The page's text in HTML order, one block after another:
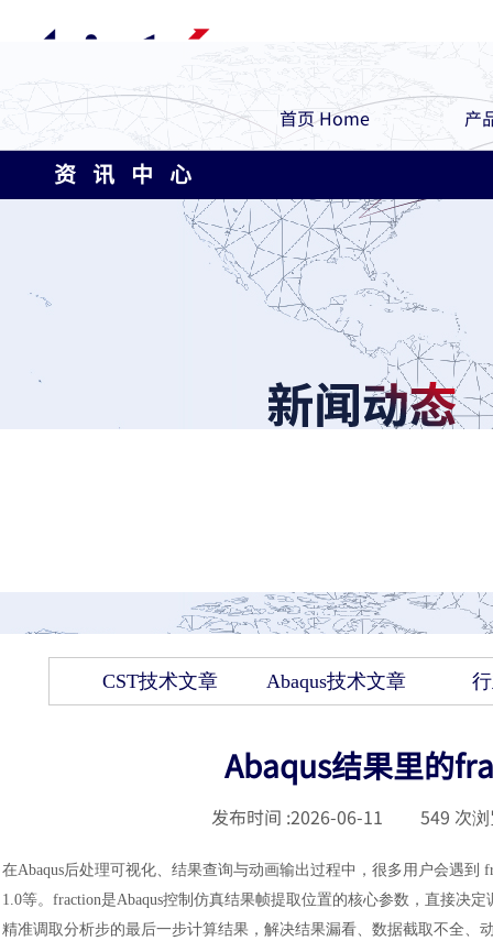
首页 Home 产
资 讯 中 心
CST技术文章 Abaqus技术文章
Abaqus结果里的
发布时间 :2026-06-11 549 次
在Abaqus后处理可视化、结果查询与动画输出过程中，很多用户会遇
1.0等。fraction是Abaqus控制仿真结果帧提取位置的核心参数，直接决
精准调取分析步的最后一步计算结果，解决结果漏看、数据截取不全、